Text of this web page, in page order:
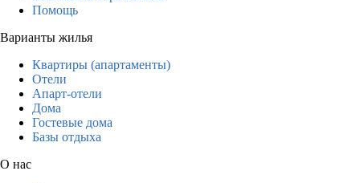
Помощь
Варианты жилья
Квартиры (апартаменты)
Отели
Апарт-отели
Дома
Гостевые дома
Базы отдыха
О нас